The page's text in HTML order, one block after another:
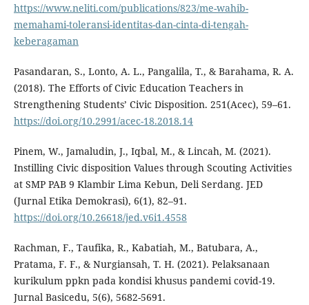
https://www.neliti.com/publications/823/me-wahib-
memahami-toleransi-identitas-dan-cinta-di-tengah-
keberagaman
Pasandaran, S., Lonto, A. L., Pangalila, T., & Barahama, R. A.
(2018). The Efforts of Civic Education Teachers in
Strengthening Students’ Civic Disposition. 251(Acec), 59–61.
https://doi.org/10.2991/acec-18.2018.14
Pinem, W., Jamaludin, J., Iqbal, M., & Lincah, M. (2021).
Instilling Civic disposition Values through Scouting Activities
at SMP PAB 9 Klambir Lima Kebun, Deli Serdang. JED
(Jurnal Etika Demokrasi), 6(1), 82–91.
https://doi.org/10.26618/jed.v6i1.4558
Rachman, F., Taufika, R., Kabatiah, M., Batubara, A.,
Pratama, F. F., & Nurgiansah, T. H. (2021). Pelaksanaan
kurikulum ppkn pada kondisi khusus pandemi covid-19.
Jurnal Basicedu, 5(6), 5682-5691.